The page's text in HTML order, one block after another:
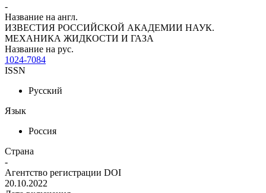
-
Название на англ.
ИЗВЕСТИЯ РОССИЙСКОЙ АКАДЕМИИ НАУК.
МЕХАНИКА ЖИДКОСТИ И ГАЗА
Название на рус.
1024-7084
ISSN
Русский
Язык
Россия
Страна
-
Агентство регистрации DOI
20.10.2022